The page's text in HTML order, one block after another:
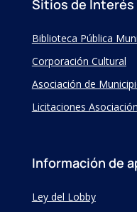
Sitios de Interés
Biblioteca Pública
Corporación Cultural
Asociación de
Licitaciones
Información de
Ley del Lobby